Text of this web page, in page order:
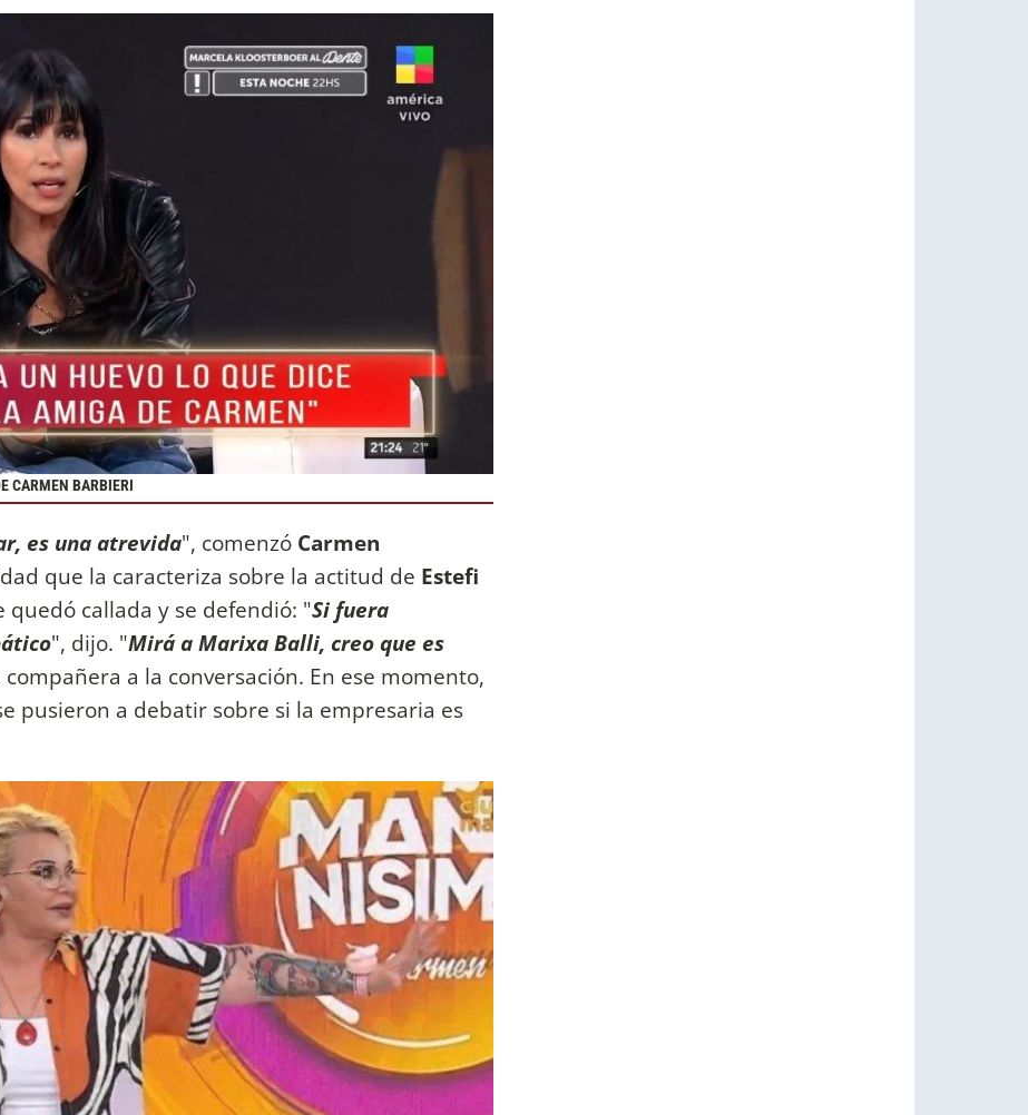
CARMEN BARBIERI
es una atrevida", comenzó Carmen
que la caracteriza sobre la actitud de Estefi
quedó callada y se defendió: "Si fuera
", dijo. "Mirá a Marixa Balli, creo que es
a la conversación. En ese momento,
pusieron a debatir sobre si la empresaria es